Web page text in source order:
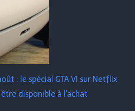
: le spécial GTA VI sur Netflix
disponible à l'achat